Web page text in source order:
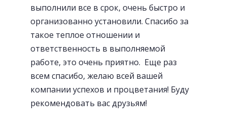
выполнили все в срок, очень быстро и
организованно установили. Спасибо за
такое теплое отношении и
ответственность в выполняемой
работе, это очень приятно. Еще раз
всем спасибо, желаю всей вашей
компании успехов и процветания! Буду
рекомендовать вас друзьям!